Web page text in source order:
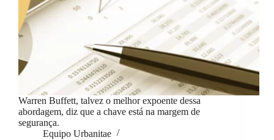
Warren Buffett, talvez o melhor expoente dessa
abordagem, diz que a chave está na margem de
segurança.
Equipo Urbanitae